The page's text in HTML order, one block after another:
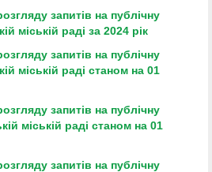
запитів на публічну
міській раді за 2024 рік
запитів на публічну
міській раді станом на 01
запитів на публічну
міській раді станом на 01
запитів на публічну